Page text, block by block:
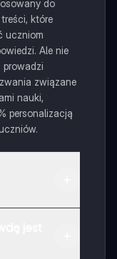
do
które
uczniom
Ale nie
związane
nauki,
personalizacją